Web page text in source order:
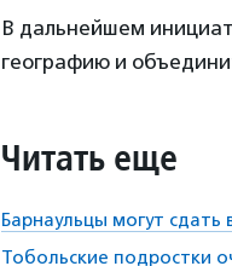
В дальнейшем
географию и
Читать еще
Барнаульцы могут
Тобольские подростки